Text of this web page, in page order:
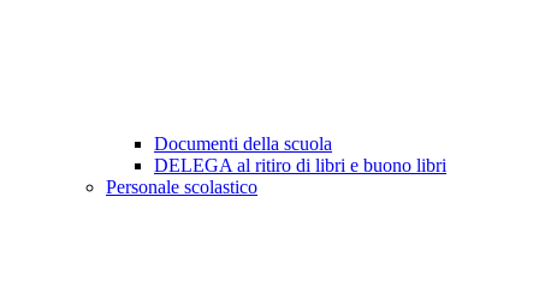
Documenti della scuola
DELEGA al ritiro di libri e buono libri
Personale scolastico